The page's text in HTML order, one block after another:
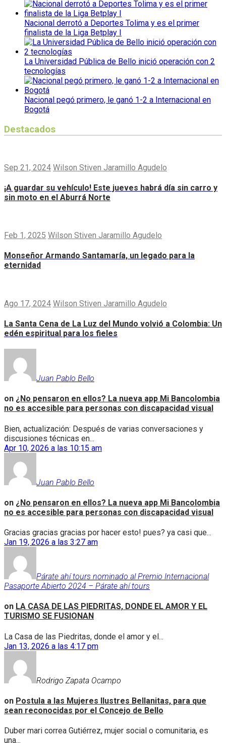
Nacional derrotó a Deportes Tolima y es el primer
finalista de la Liga Betplay I
La Universidad Pública de Bello inició operación con 2
tecnologías
Nacional pegó primero, le ganó 1-2 a Internacional en
Bogotá
Destacados
Sep 21, 2024 Wilson Stiven Jaramillo Agudelo
¡A guardar su vehículo! Este jueves habrá día sin carro y
sin moto en el Aburrá Norte
Feb 1, 2025 Wilson Stiven Jaramillo Agudelo
Monseñor Armando Santamaría, un legado para la
eternidad
Ago 17, 2024 Wilson Stiven Jaramillo Agudelo
La Santa Cena de La Luz del Mundo volvió a Colombia: Un
edén espiritual para los fieles
Juan Pablo Bello
on ¿No pensaron en ellos? La nueva app Mi Bancolombia
no es accesible para personas con discapacidad visual
Bien, actualización: Después de varias conversaciones y
discusiones técnicas en...
Apr 10, 2026 a las 10:15 am
Juan Pablo Bello
on ¿No pensaron en ellos? La nueva app Mi Bancolombia
no es accesible para personas con discapacidad visual
Gracias gracias gracias por hacer esto! pues? ya casi que...
Jan 19, 2026 a las 3:27 am
Párate ahí tours nominado al Premio Internacional
Pasaporte Abierto 2024 – Párate ahí tours
on LA CASA DE LAS PIEDRITAS, DONDE EL AMOR Y EL
TURISMO SE FUSIONAN
La Casa de las Piedritas, donde el amor y el...
Jan 13, 2026 a las 4:17 pm
Rodrigo Zapata Ocampo
on Postula a las Mujeres Ilustres Bellanitas, para que
sean reconocidas por el Concejo de Bello
Duber mari correa Gutiérrez, mujer social o comunitaria, es
una...